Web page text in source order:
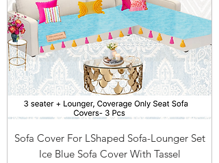
Sofa Cover For LShaped Sofa-Lounger Set
Ice Blue Sofa Cover With Tassel